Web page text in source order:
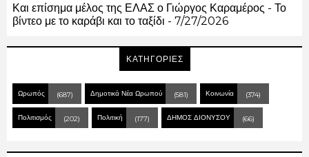
Και επίσημα μέλος της ΕΛΑΣ ο Γιώργος Καραμέρος - Το
βίντεο με το καράβι και το ταξίδι - 7/27/2026
ΚΑΤΗΓΟΡΙΕΣ
Ωρωπός (687) Δημοτικά Νέα Ωρωπού (581) Κοινωνία (374)
Πολιτισμός (202) Πολιτική (177) ΔΗΜΟΣ ΔΙΟΝΥΣΟΥ (66)